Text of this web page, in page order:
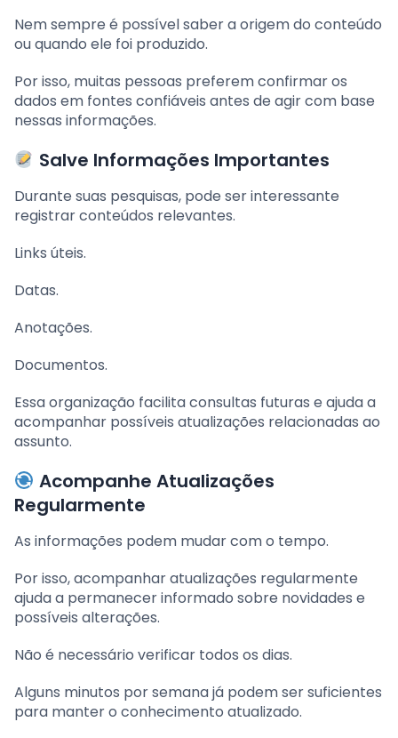
Nem sempre é possível saber a origem do conteúdo
ou quando ele foi produzido.
Por isso, muitas pessoas preferem confirmar os
dados em fontes confiáveis antes de agir com base
nessas informações.
Salve Informações Importantes
Durante suas pesquisas, pode ser interessante
registrar conteúdos relevantes.
Links úteis.
Datas.
Anotações.
Documentos.
Essa organização facilita consultas futuras e ajuda a
acompanhar possíveis atualizações relacionadas ao
assunto.
Acompanhe Atualizações
Regularmente
As informações podem mudar com o tempo.
Por isso, acompanhar atualizações regularmente
ajuda a permanecer informado sobre novidades e
possíveis alterações.
Não é necessário verificar todos os dias.
Alguns minutos por semana já podem ser suficientes
para manter o conhecimento atualizado.